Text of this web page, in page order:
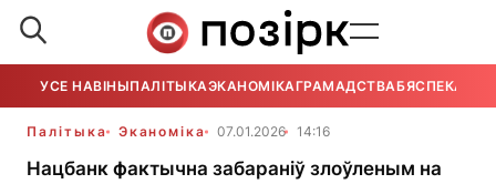
УСЕ НАВІНЫПАЛІТЫКАЭКАНОМІКАГРАМАДСТВАБЯСПЕКА
Палітыка Эканоміка 07.01.2026 14:16
Нацбанк фактычна забараніў злоўленым на